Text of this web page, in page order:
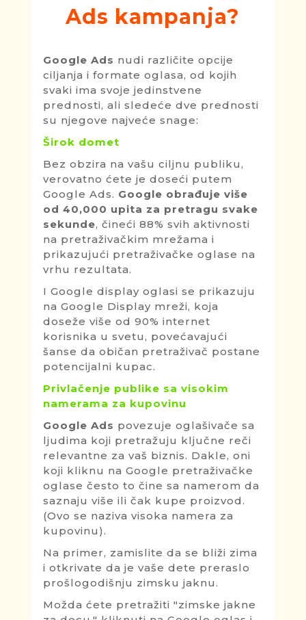
Ads kampanja?
Google Ads nudi različite opcije
ciljanja i formate oglasa, od kojih
svaki ima svoje jedinstvene
prednosti, ali sledeće dve prednosti
su njegove najveće snage:
Širok domet
Bez obzira na vašu ciljnu publiku,
verovatno ćete je doseći putem
Google Ads. Google obrađuje više
od 40,000 upita za pretragu svake
sekunde, čineći 88% svih aktivnosti
na pretraživačkim mrežama i
prikazujući pretraživačke oglase na
vrhu rezultata.
I Google display oglasi se prikazuju
na Google Display mreži, koja
doseže više od 90% internet
korisnika u svetu, povećavajući
šanse da običan pretraživač postane
potencijalni kupac.
Privlačenje publike sa visokim
namerama za kupovinu
Google Ads povezuje oglašivače sa
ljudima koji pretražuju ključne reči
relevantne za vaš biznis. Dakle, oni
koji kliknu na Google pretraživačke
oglase često to čine sa namerom da
saznaju više ili čak kupe proizvod.
(Ovo se naziva visoka namera za
kupovinu).
Na primer, zamislite da se bliži zima
i otkrivate da je vaše dete preraslo
prošlogodišnju zimsku jaknu.
Možda ćete pretražiti "zimske jakne